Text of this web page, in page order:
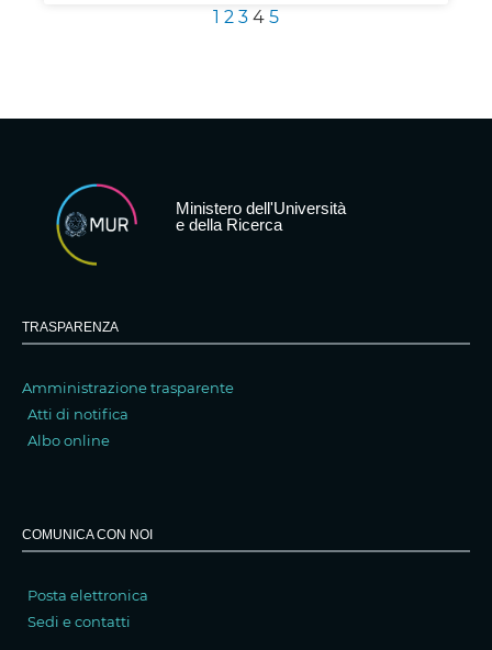
1 2 3 4 5
Ministero dell'Università
e della Ricerca
TRASPARENZA
Amministrazione trasparente
Atti di notifica
Albo online
COMUNICA CON NOI
Posta elettronica
Sedi e contatti